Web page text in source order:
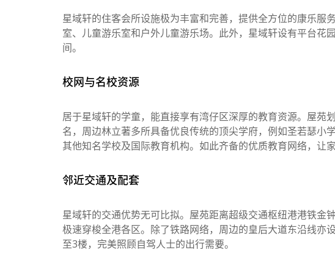
星域轩的住客会所设施极为丰富和完善，提供全方位的康乐
室、儿童游乐室和户外儿童游乐场。此外，星域轩设有平台
间。
校网与名校资源
居于星域轩的学童，能直接享有湾仔区深厚的教育资源。屋
名，周边林立著多所具备优良传统的顶尖学府，例如圣若瑟
其他知名学校及国际教育机构。如此齐备的优质教育网络，让
邻近交通及配套
星域轩的交通优势无可比拟。屋苑距离超级交通枢纽港港铁金
极速穿梭全港各区。除了铁路网络，周边的皇后大道东沿线亦
至3楼，完美照顾自驾人士的出行需要。